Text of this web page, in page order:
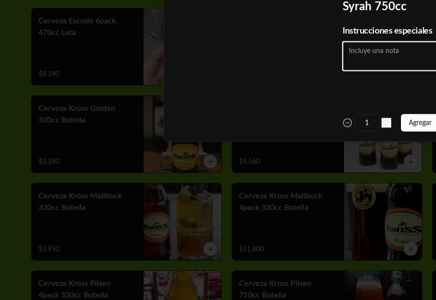
Cerveza Escudo 6pack
470cc Lata
$8.340
Cerveza Kross Golden
330cc Botella
$2.390 $9.560
Cerveza Kross Mailbock
330cc Botella
$2.950
Cerveza Kross Malibock
4pack 330cc Botella
$11.800
Cerveza Kross Pilsen
4pack 330cc Botella
Cerveza Kross Pilsen
710cc Botella
Syrah 750cc
Instrucciones especiales
Agregar